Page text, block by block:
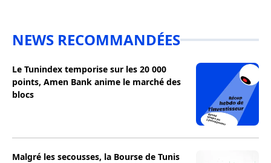
NEWS RECOMMANDÉES
Le Tunindex temporise sur les 20 000
points, Amen Bank anime le marché des
blocs
Malgré les secousses, la Bourse de Tunis